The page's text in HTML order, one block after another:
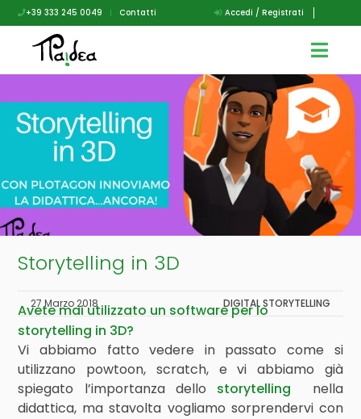
+39 333 245 0049 | Contatti Accedi / Registrati
Storytelling in 3D
27 Marzo 2018 DIGITAL STORYTELLING
Avete mai utilizzato un software per lo
storytelling in 3D?
Vi abbiamo fatto vedere in passato come si
utilizzano powtoon, scratch, e vi abbiamo già
spiegato l’importanza dello storytelling nella
didattica, ma stavolta vogliamo sorprendervi con